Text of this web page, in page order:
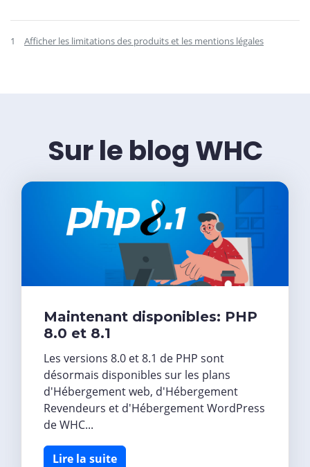
1 Afficher les limitations des produits et les mentions légales
Sur le blog WHC
Maintenant disponibles: PHP
8.0 et 8.1
Les versions 8.0 et 8.1 de PHP sont
désormais disponibles sur les plans
d'Hébergement web, d'Hébergement
Revendeurs et d'Hébergement WordPress
de WHC...
Lire la suite